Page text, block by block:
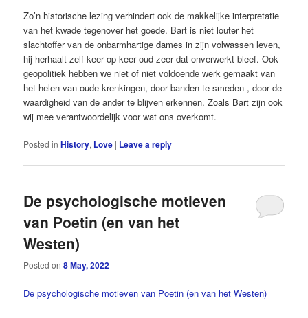
Zo’n historische lezing verhindert ook de makkelijke interpretatie
van het kwade tegenover het goede. Bart is niet louter het
slachtoffer van de onbarmhartige dames in zijn volwassen leven,
hij herhaalt zelf keer op keer oud zeer dat onverwerkt bleef. Ook
geopolitiek hebben we niet of niet voldoende werk gemaakt van
het helen van ­oude krenkingen, door banden te smeden , door de
waardigheid van de ­ander te blijven erkennen. Zoals Bart zijn ook
wij mee ­verantwoordelijk voor wat ons overkomt.
Posted in History, Love | Leave a reply
De psychologische motieven
van Poetin (en van het
Westen)
Posted on8 May, 2022
De psychologische motieven van Poetin (en van het Westen)